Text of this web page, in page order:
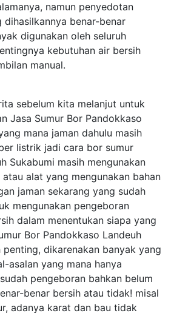
namun penyedotan
dihasilkannya benar-benar
digunakan oleh seluruh
kebutuhan air bersih
manual.
sebelum kita melanjut untuk
Jasa Sumur Bor Pandokkaso
mana jaman dahulu masih
listrik jadi cara bor sumur
Sukabumi masih mengunakan
atau alat yang mengunakan bahan
jaman sekarang yang sudah
mengunakan pengeboran
dalam menentukan siapa yang
Bor Pandokkaso Landeuh
penting, dikarenakan banyak yang
asalan yang mana hanya
pengeboran bahkan belum
benar bersih atau tidak! misal
adanya karat dan bau tidak